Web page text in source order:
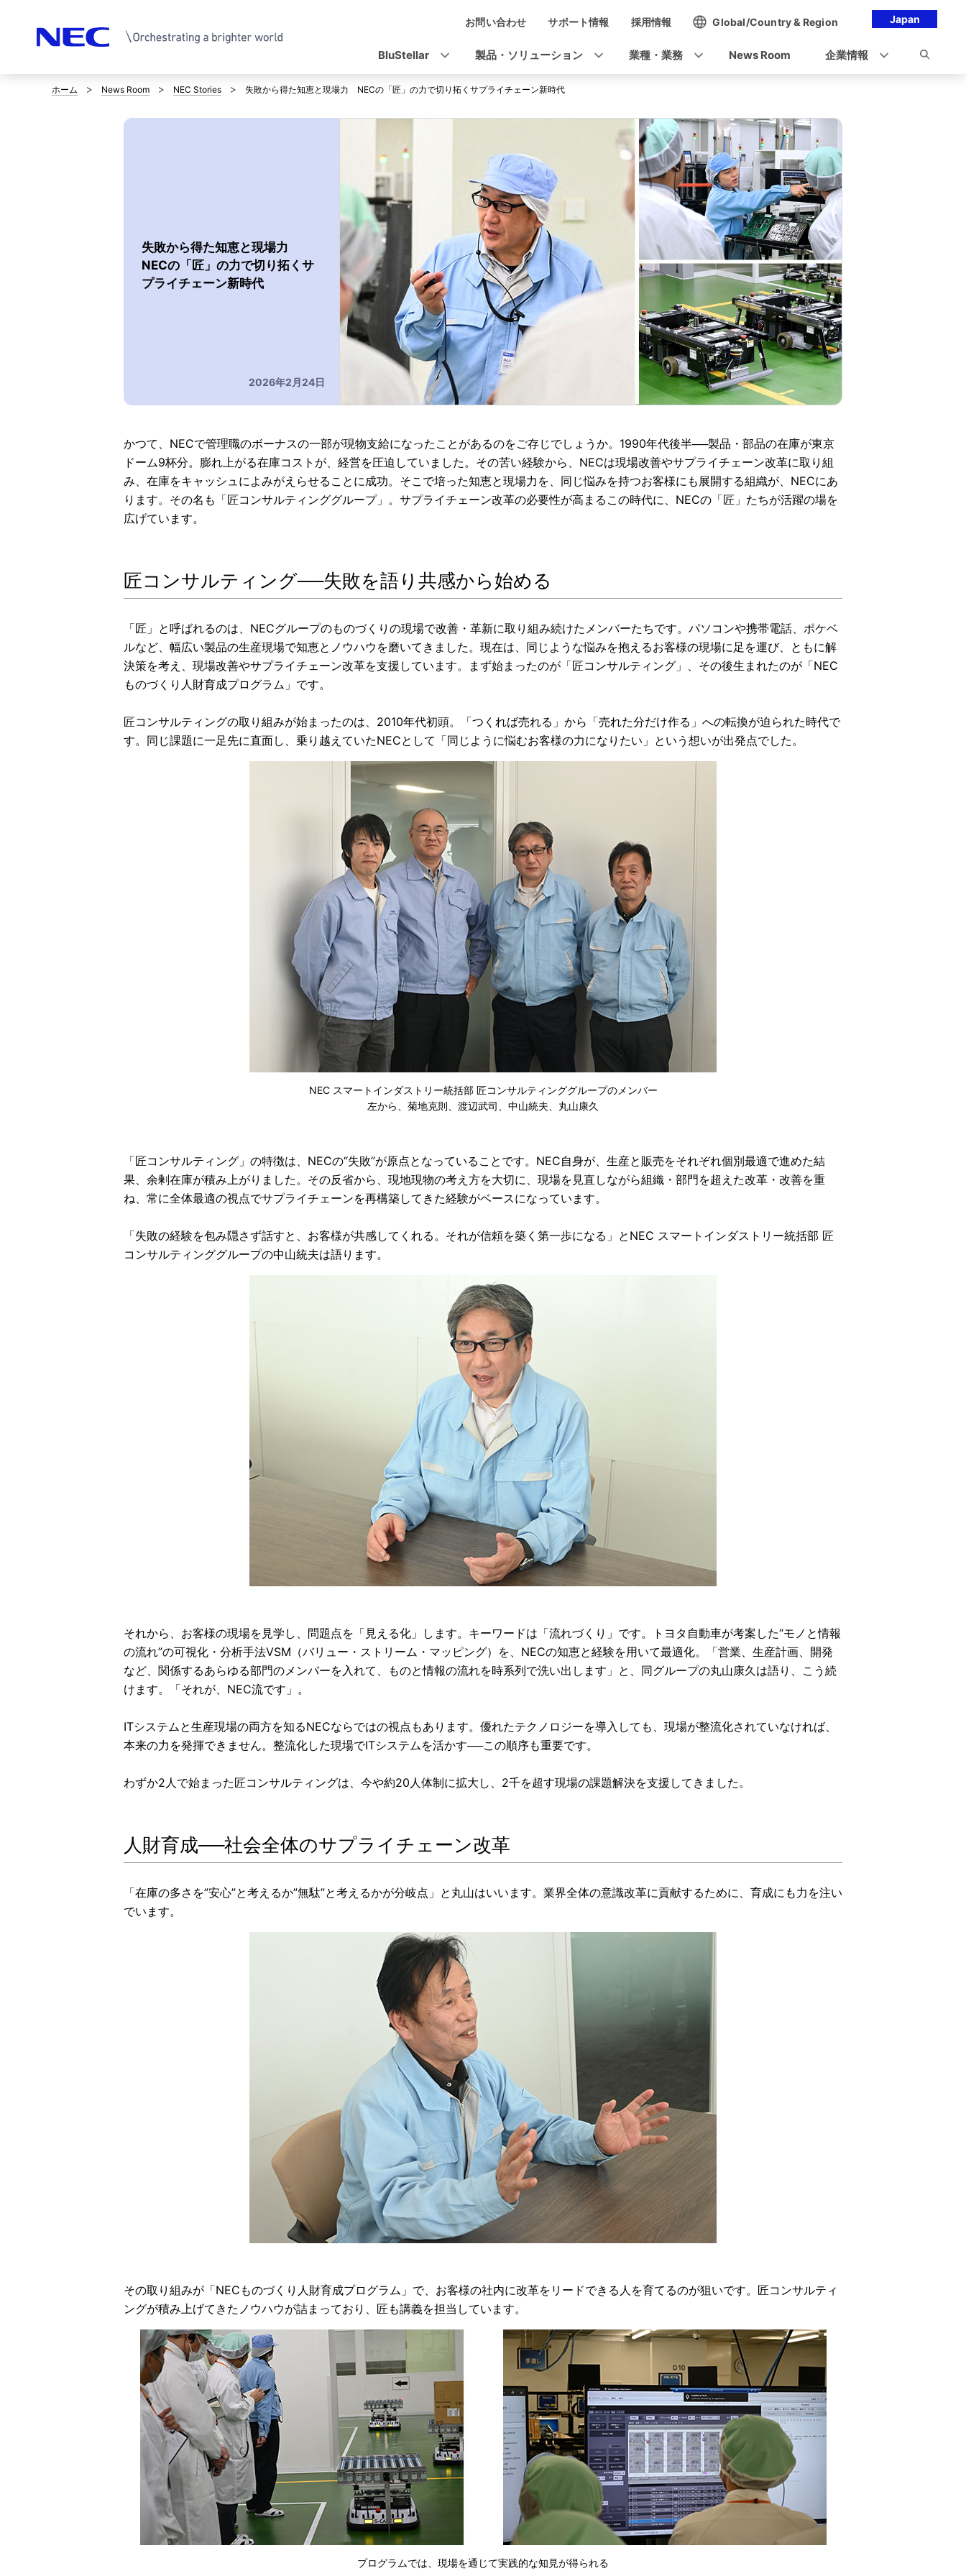
Japan
ゲ
ン
お問い合わせ サポート情報 採用情報 Global/Country & Region
BluStellar 製品・ソリューション 業種・業務 News Room 企業情報
サ
ホーム News Room NEC Stories 失敗から得た知恵と現場力 NECの「匠」の力で切り拓くサプライチェーン新時代
失敗から得た知恵と現場力
NECの「匠」の力で切り拓くサ
プライチェーン新時代
2026年2月24日
かつて、NECで管理職のボーナスの一部が現物支給になったことがあるのをご存じでしょうか。1990年代後半──製品・部品の在庫が東京
ドーム9杯分。膨れ上がる在庫コストが、経営を圧迫していました。その苦い経験から、NECは現場改善やサプライチェーン改革に取り組
み、在庫をキャッシュによみがえらせることに成功。そこで培った知恵と現場力を、同じ悩みを持つお客様にも展開する組織が、NECにあ
ります。その名も「匠コンサルティンググループ」。サプライチェーン改革の必要性が高まるこの時代に、NECの「匠」たちが活躍の場を
広げています。
匠コンサルティング──失敗を語り共感から始める
「匠」と呼ばれるのは、NECグループのものづくりの現場で改善・革新に取り組み続けたメンバーたちです。パソコンや携帯電話、ポケベ
ルなど、幅広い製品の生産現場で知恵とノウハウを磨いてきました。現在は、同じような悩みを抱えるお客様の現場に足を運び、ともに解
決策を考え、現場改善やサプライチェーン改革を支援しています。まず始まったのが「匠コンサルティング」、その後生まれたのが「NEC
ものづくり人財育成プログラム」です。
匠コンサルティングの取り組みが始まったのは、2010年代初頭。「つくれば売れる」から「売れた分だけ作る」への転換が迫られた時代で
す。同じ課題に一足先に直面し、乗り越えていたNECとして「同じように悩むお客様の力になりたい」という想いが出発点でした。
NEC スマートインダストリー統括部 匠コンサルティンググループのメンバー
左から、菊地克則、渡辺武司、中山統夫、丸山康久
「匠コンサルティング」の特徴は、NECの“失敗”が原点となっていることです。NEC自身が、生産と販売をそれぞれ個別最適で進めた結
果、余剰在庫が積み上がりました。その反省から、現地現物の考え方を大切に、現場を見直しながら組織・部門を超えた改革・改善を重
ね、常に全体最適の視点でサプライチェーンを再構築してきた経験がベースになっています。
「失敗の経験を包み隠さず話すと、お客様が共感してくれる。それが信頼を築く第一歩になる」とNEC スマートインダストリー統括部 匠
コンサルティンググループの中山統夫は語ります。
それから、お客様の現場を見学し、問題点を「見える化」します。キーワードは「流れづくり」です。トヨタ自動車が考案した“モノと情報
の流れ”の可視化・分析手法VSM（バリュー・ストリーム・マッピング）を、NECの知恵と経験を用いて最適化。「営業、生産計画、開発
など、関係するあらゆる部門のメンバーを入れて、ものと情報の流れを時系列で洗い出します」と、同グループの丸山康久は語り、こう続
けます。「それが、NEC流です」。
ITシステムと生産現場の両方を知るNECならではの視点もあります。優れたテクノロジーを導入しても、現場が整流化されていなければ、
本来の力を発揮できません。整流化した現場でITシステムを活かす──この順序も重要です。
わずか2人で始まった匠コンサルティングは、今や約20人体制に拡大し、2千を超す現場の課題解決を支援してきました。
人財育成──社会全体のサプライチェーン改革
「在庫の多さを”安心”と考えるか”無駄”と考えるかが分岐点」と丸山はいいます。業界全体の意識改革に貢献するために、育成にも力を注い
でいます。
その取り組みが「NECものづくり人財育成プログラム」で、お客様の社内に改革をリードできる人を育てるのが狙いです。匠コンサルティ
ングが積み上げてきたノウハウが詰まっており、匠も講義を担当しています。
プログラムでは、現場を通じて実践的な知見が得られる